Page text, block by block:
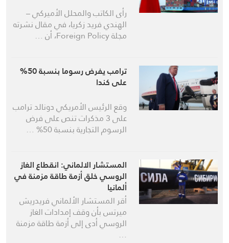
رأى الكاتب والمحلل الأميركي –
الهندي فريد زكريا، في مقال نشرته
مجلة Foreign Policy، أن …
ترامب يفرض رسوما بنسبة 50%
على كندا
وقع الرئيس الأمريكي دونالد ترامب
على 3 مذكرات تنص على فرض
الرسوم التجارية بنسبة 50% …
المستشار الالماني: انقطاع الغاز
الروسي خلق أزمة طاقة مزمنة في
ألمانيا
أقر المستشار الألماني فريدريش
ميرتس بأن وقف إمدادات الغاز
الروسي أدى إلى أزمة طاقة مزمنة
…